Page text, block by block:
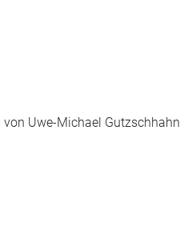
Uwe-Michael Gutzschhahn